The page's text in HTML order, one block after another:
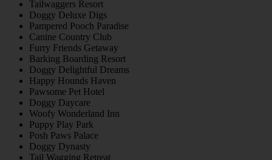
Tailwaggers Resort
Doggy Deluxe Digs
Pampered Pooch Paradise
Canine Country Club
Furry Friends Getaway
Barking Boarding Resort
Doggy Delightful Dreams
Happy Hounds Haven
Pawsome Pet Hotel
Doggy Daycare
Woofy Wonderland Inn
Puppy Play Park
Posh Paws Palace
Doggy Dynasty
Tail Wagging Retreat